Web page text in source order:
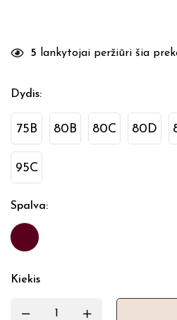
5 lankytojai peržiūri šia
Dydis:
75B 80B 80C 80D
95C
Spalva:
Kiekis